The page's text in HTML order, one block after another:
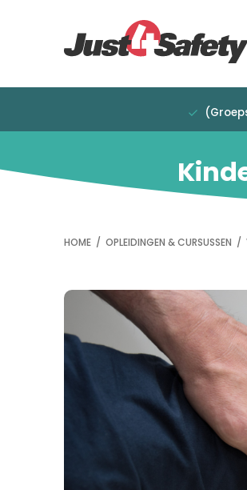
hoofdnavigatie
HOME / OPLEIDINGEN & CURSUSSEN /